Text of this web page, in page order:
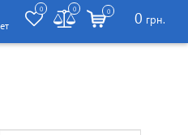
0 0 0 0 грн.